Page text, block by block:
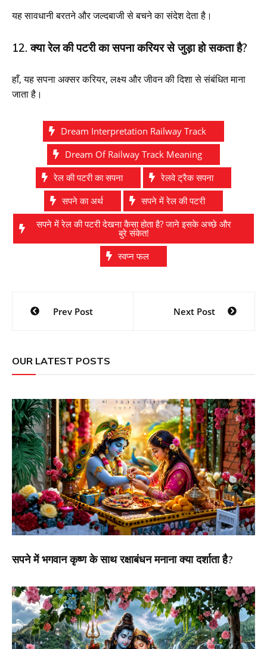
यह सावधानी बरतने और जल्दबाजी से बचने का संदेश देता है।
12. क्या रेल की पटरी का सपना करियर से जुड़ा हो सकता है?
हाँ, यह सपना अक्सर करियर, लक्ष्य और जीवन की दिशा से संबंधित माना
जाता है।
Dream Interpretation Railway Track
Dream Of Railway Track Meaning
रेल की पटरी का सपना
रेलवे ट्रैक सपना
सपने का अर्थ
सपने में रेल की पटरी
सपने में रेल की पटरी देखना कैसा होता है? जाने इसके अच्छे और
बुरे संकेत!
स्वप्न फल
Post
navigation
Prev Post Next Post
OUR LATEST POSTS
सपने में भगवान कृष्ण के साथ रक्षाबंधन मनाना क्या दर्शाता है?